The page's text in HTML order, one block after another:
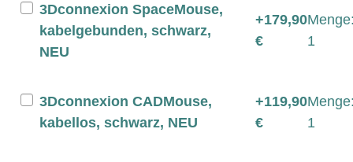
3Dconnexion SpaceMouse,
kabelgebunden, schwarz,
NEU
+179,90
€
1
3Dconnexion CADMouse,
kabellos, schwarz, NEU
+119,90
€
1